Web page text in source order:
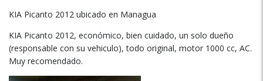
KIA Picanto 2012 ubicado en Managua
KIA Picanto 2012, económico, bien cuidado, un solo dueño
(responsable con su vehiculo), todo original, motor 1000 cc, AC.
Muy recomendado.